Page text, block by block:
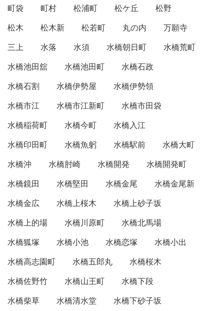
町袋
町村 松浦町 松ケ丘
松野
松木
松木新 松若町 丸の内
万願寺
三上
水落 水須 水橋朝日町
水橋荒町
水橋池田舘
水橋池田町
水橋石政
水橋石割
水橋伊勢屋
水橋伊勢領
水橋市江
水橋市江新町
水橋市田袋
水橋稲荷町
水橋今町
水橋入江
水橋印田町
水橋魚躬 水橋駅前
水橋大町
水橋沖
水橋肘崎 水橋開発
水橋開発町
水橋鏡田
水橋堅田 水橋金尾
水橋金尾新
水橋金広
水橋上桜木
水橋上砂子坂
水橋上的場
水橋川原町
水橋北馬場
水橋狐塚
水橋小池 水橋恋塚
水橋小出
水橋高志園町
水橋五郎丸
水橋桜木
水橋佐野竹
水橋山王町
水橋下段
水橋柴草
水橋清水堂
水橋下砂子坂